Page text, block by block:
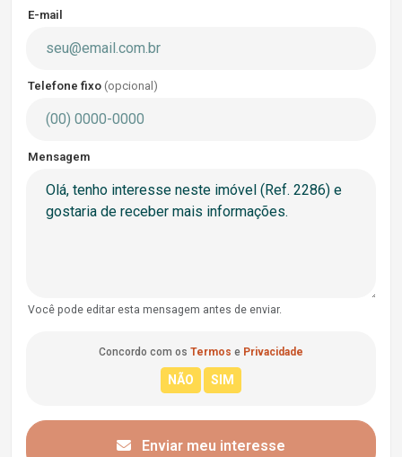
E-mail
Telefone fixo (opcional)
Mensagem
Você pode editar esta mensagem antes de enviar.
Concordo com os Termos e Privacidade
Enviar meu interesse